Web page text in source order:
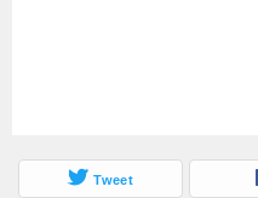
Tweet